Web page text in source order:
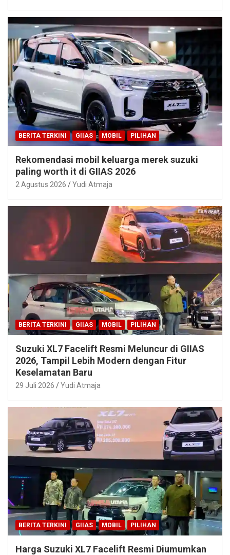
BERITA TERKINI GIIAS MOBIL PILIHAN
Rekomendasi mobil keluarga merek suzuki
paling worth it di GIIAS 2026
2 Agustus 2026 Yudi Atmaja
BERITA TERKINI GIIAS MOBIL PILIHAN
Suzuki XL7 Facelift Resmi Meluncur di GIIAS
2026, Tampil Lebih Modern dengan Fitur
Keselamatan Baru
29 Juli 2026 Yudi Atmaja
BERITA TERKINI GIIAS MOBIL PILIHAN
Harga Suzuki XL7 Facelift Resmi Diumumkan